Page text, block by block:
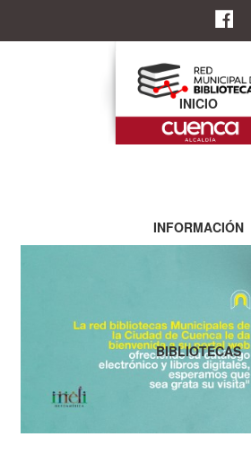
INICIO
INFORMACIÓN
BIBLIOTECAS